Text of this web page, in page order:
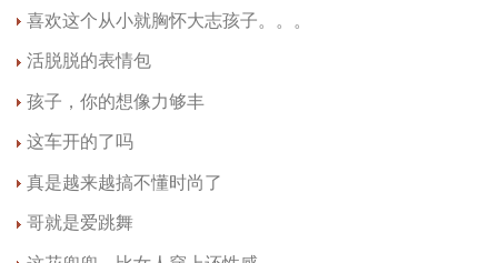
喜欢这个从小就胸怀大志孩子。。。 ​​​​
活脱脱的表情包
孩子，你的想像力够丰
这车开的了吗
真是越来越搞不懂时尚了
哥就是爱跳舞